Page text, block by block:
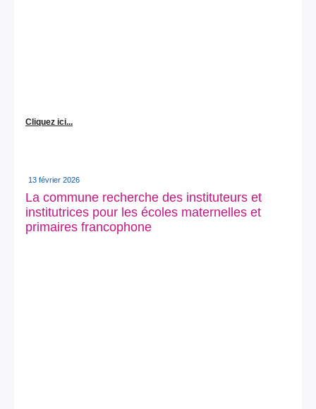
Cliquez ici...
13 février 2026
La commune recherche des instituteurs et
institutrices pour les écoles maternelles et
primaires francophone